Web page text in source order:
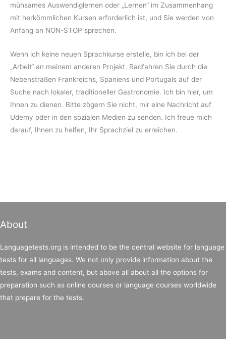
mühsames Auswendiglernen oder „Lernen“ im Zusammenhang
mit herkömmlichen Kursen erforderlich ist, und Sie werden von
Anfang an NON-STOP sprechen.
Wenn ich keine neuen Sprachkurse erstelle, bin ich bei der
„Arbeit“ an meinem anderen Projekt. Radfahren Sie durch die
Nebenstraßen Frankreichs, Spaniens und Portugals auf der
Suche nach lokaler, traditioneller Gastronomie. Ich bin hier, um
Ihnen zu dienen. Bitte zögern Sie nicht, mir eine Nachricht auf
Udemy oder in den sozialen Medien zu senden. Ich freue mich
darauf, Ihnen zu helfen, Ihr Sprachziel zu erreichen.
About
Languagetests.org is intended to be the central website for language
tests for all languages. We not only provide information about the
tests, exams and content, but above all about all the options for
preparation such as online courses or language courses worldwide
that prepare for the tests.